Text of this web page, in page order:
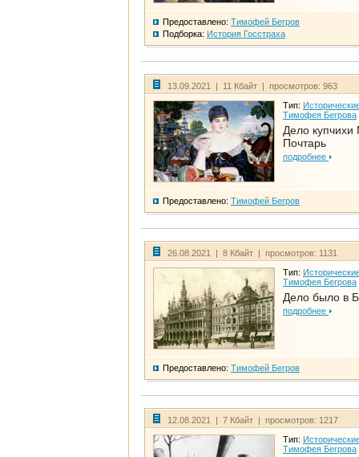
Предоставлено: Тимофей Бегров
Подборка: История Госстраха
13.09.2021 | 11 Кбайт | просмотров: 963
Тип:
Тимофея Бегрова
Дело
Почтарь
подробнее
Предоставлено: Тимофей Бегров
26.08.2021 | 8 Кбайт | просмотров: 1131
Тип:
Тимофея Бегрова
Дело было в
подробнее
Предоставлено: Тимофей Бегров
12.08.2021 | 7 Кбайт | просмотров: 1217
Тип:
Тимофея Бегрова